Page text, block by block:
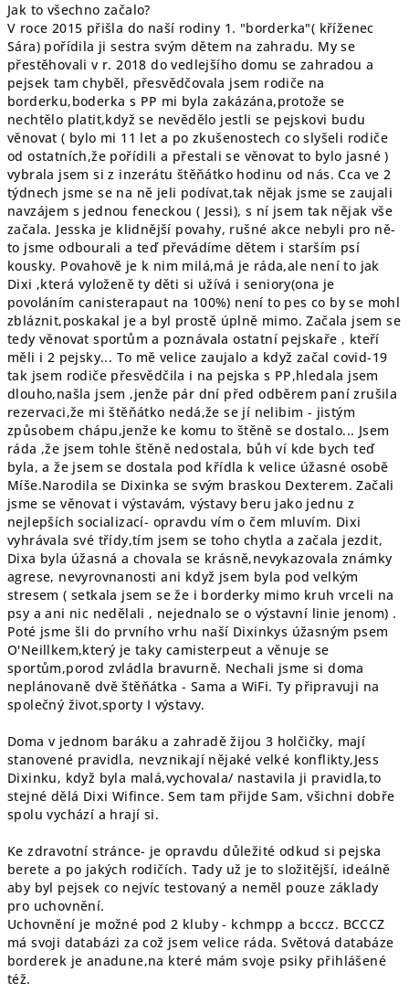
Jak to všechno začalo?
V roce 2015 přišla do naší rodiny 1. "borderka"( kříženec
Sára) pořídila ji sestra svým dětem na zahradu. My se
přestěhovali v r. 2018 do vedlejšího domu se zahradou a
pejsek tam chyběl, přesvědčovala jsem rodiče na
borderku,boderka s PP mi byla zakázána,protože se
nechtělo platit,když se nevědělo jestli se pejskovi budu
věnovat ( bylo mi 11 let a po zkušenostech co slyšeli rodiče
od ostatních,že pořídili a přestali se věnovat to bylo jasné )
vybrala jsem si z inzerátu štěňátko hodinu od nás. Cca ve 2
týdnech jsme se na ně jeli podívat,tak nějak jsme se zaujali
navzájem s jednou feneckou ( Jessi), s ní jsem tak nějak vše
začala. Jesska je klidnější povahy, rušné akce nebyli pro ně-
to jsme odbourali a teď převádíme dětem i starším psí
kousky. Povahově je k nim milá,má je ráda,ale není to jak
Dixi ,která vyloženě ty děti si užívá i seniory(ona je
povoláním canisterapaut na 100%) není to pes co by se mohl
zbláznit,poskakal je a byl prostě úplně mimo. Začala jsem se
tedy věnovat sportům a poznávala ostatní pejskaře , kteří
měli i 2 pejsky... To mě velice zaujalo a když začal covid-19
tak jsem rodiče přesvědčila i na pejska s PP,hledala jsem
dlouho,našla jsem ,jenže pár dní před odběrem paní zrušila
rezervaci,že mi štěňátko nedá,že se jí nelibim - jistým
způsobem chápu,jenže ke komu to štěně se dostalo... Jsem
ráda ,že jsem tohle štěně nedostala, bůh ví kde bych teď
byla, a že jsem se dostala pod křídla k velice úžasné osobě
Míše.Narodila se Dixinka se svým braskou Dexterem. Začali
jsme se věnovat i výstavám, výstavy beru jako jednu z
nejlepších socializací- opravdu vím o čem mluvím. Dixi
vyhrávala své třídy,tím jsem se toho chytla a začala jezdit,
Dixa byla úžasná a chovala se krásně,nevykazovala známky
agrese, nevyrovnanosti ani když jsem byla pod velkým
stresem ( setkala jsem se že i borderky mimo kruh vrceli na
psy a ani nic nedělali , nejednalo se o výstavní linie jenom) .
Poté jsme šli do prvního vrhu naší Dixinkys úžasným psem
O'Neillkem,který je taky camisterpeut a věnuje se
sportům,porod zvládla bravurně. Nechali jsme si doma
neplánovaně dvě štěňátka - Sama a WiFi. Ty připravuji na
společný život,sporty I výstavy.
Doma v jednom baráku a zahradě žijou 3 holčičky, mají
stanovené pravidla, nevznikají nějaké velké konflikty,Jess
Dixinku, když byla malá,vychovala/ nastavila ji pravidla,to
stejné dělá Dixi Wifince. Sem tam přijde Sam, všichni dobře
spolu vychází a hrají si.
Ke zdravotní stránce- je opravdu důležité odkud si pejska
berete a po jakých rodičích. Tady už je to složitější, ideálně
aby byl pejsek co nejvíc testovaný a neměl pouze základy
pro uchovnění.
Uchovnění je možné pod 2 kluby - kchmpp a bcccz. BCCCZ
má svoji databázi za což jsem velice ráda. Světová databáze
borderek je anadune,na které mám svoje psiky přihlášené
též.